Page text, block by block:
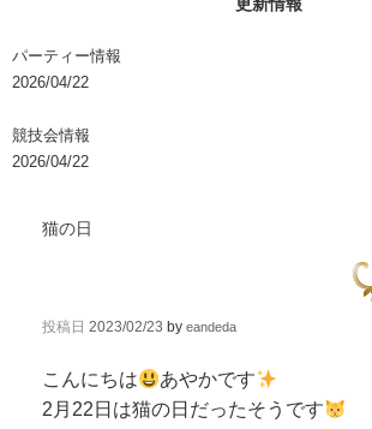
パーティー情報
2026/04/22
競技会情報
2026/04/22
猫の日
投稿日 2023/02/23 by eandeda
こんにちは
あやかです
2月22日は猫の日だったそうです